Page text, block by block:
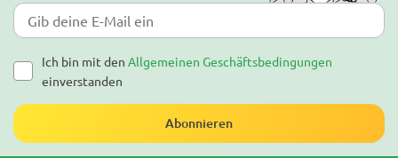
Ich bin mit den Allgemeinen Geschäftsbedingungen
einverstanden
Abonnieren